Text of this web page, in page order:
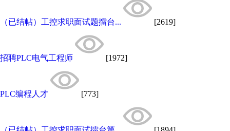
（已结帖）工控求职面试题擂台... [2619]
招聘PLC电气工程师 [1972]
PLC编程人才 [773]